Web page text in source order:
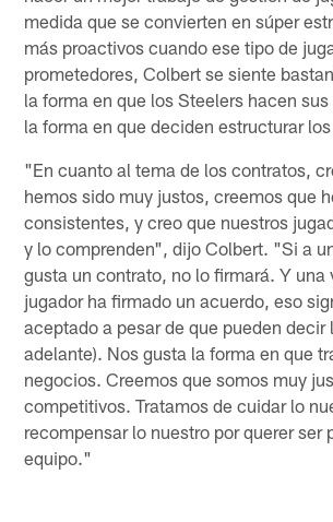
medida que se convierten en súper
más proactivos cuando ese tipo de
prometedores, Colbert se siente
la forma en que los Steelers hacen
la forma en que deciden estructurar
"En cuanto al tema de los contratos,
hemos sido muy justos, creemos que
consistentes, y creo que nuestros
y lo comprenden", dijo Colbert. "Si a
gusta un contrato, no lo firmará. Y una
jugador ha firmado un acuerdo, eso
aceptado a pesar de que pueden decir
adelante). Nos gusta la forma en que
negocios. Creemos que somos muy
competitivos. Tratamos de cuidar lo
recompensar lo nuestro por querer ser
equipo."